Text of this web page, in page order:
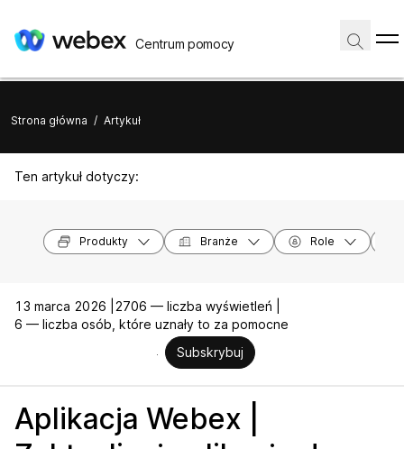
Centrum pomocy
Strona główna / Artykuł
Ten artykuł dotyczy:
Produkty Branże Role
13 marca 2026 |
2706 — liczba wyświetleń |
6 — liczba osób, które uznały to za pomocne
Subskrybuj
Aplikacja Webex |